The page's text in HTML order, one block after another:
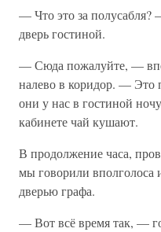
— Что это за полусабля?
дверь гостиной.
— Сюда пожалуйте, —
налево в коридор. — Это
они у нас в гостиной
кабинете чай кушают.
В продолжение часа,
мы говорили вполголоса
дверью графа.
— Вот всё время так, —